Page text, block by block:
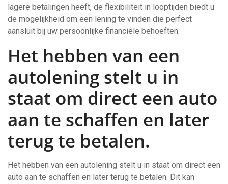
lagere betalingen heeft, de flexibiliteit in looptijden biedt u
de mogelijkheid om een lening te vinden die perfect
aansluit bij uw persoonlijke financiële behoeften.
Het hebben van een
autolening stelt u in
staat om direct een auto
aan te schaffen en later
terug te betalen.
Het hebben van een autolening stelt u in staat om direct een
auto aan te schaffen en later terug te betalen. Dit kan